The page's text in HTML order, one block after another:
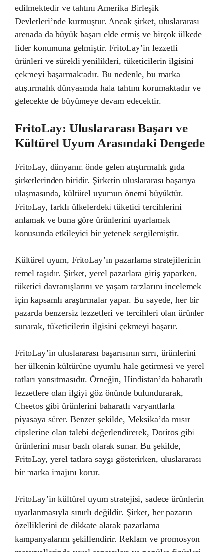
edilmektedir ve tahtını Amerika Birleşik
Devletleri’nde kurmuştur. Ancak şirket, uluslararası
arenada da büyük başarı elde etmiş ve birçok ülkede
lider konumuna gelmiştir. FritoLay’in lezzetli
ürünleri ve sürekli yenilikleri, tüketicilerin ilgisini
çekmeyi başarmaktadır. Bu nedenle, bu marka
atıştırmalık dünyasında hala tahtını korumaktadır ve
gelecekte de büyümeye devam edecektir.
FritoLay: Uluslararası Başarı ve
Kültürel Uyum Arasındaki Dengede
FritoLay, dünyanın önde gelen atıştırmalık gıda
şirketlerinden biridir. Şirketin uluslararası başarıya
ulaşmasında, kültürel uyumun önemi büyüktür.
FritoLay, farklı ülkelerdeki tüketici tercihlerini
anlamak ve buna göre ürünlerini uyarlamak
konusunda etkileyici bir yetenek sergilemiştir.
Kültürel uyum, FritoLay’ın pazarlama stratejilerinin
temel taşıdır. Şirket, yerel pazarlara giriş yaparken,
tüketici davranışlarını ve yaşam tarzlarını incelemek
için kapsamlı araştırmalar yapar. Bu sayede, her bir
pazarda benzersiz lezzetleri ve tercihleri olan ürünler
sunarak, tüketicilerin ilgisini çekmeyi başarır.
FritoLay’in uluslararası başarısının sırrı, ürünlerini
her ülkenin kültürüne uyumlu hale getirmesi ve yerel
tatları yansıtmasıdır. Örneğin, Hindistan’da baharatlı
lezzetlere olan ilgiyi göz önünde bulundurarak,
Cheetos gibi ürünlerini baharatlı varyantlarla
piyasaya sürer. Benzer şekilde, Meksika’da mısır
cipslerine olan talebi değerlendirerek, Doritos gibi
ürünlerini mısır bazlı olarak sunar. Bu şekilde,
FritoLay, yerel tatlara saygı gösterirken, uluslararası
bir marka imajını korur.
FritoLay’in kültürel uyum stratejisi, sadece ürünlerin
uyarlanmasıyla sınırlı değildir. Şirket, her pazarın
özelliklerini de dikkate alarak pazarlama
kampanyalarını şekillendirir. Reklam ve promosyon